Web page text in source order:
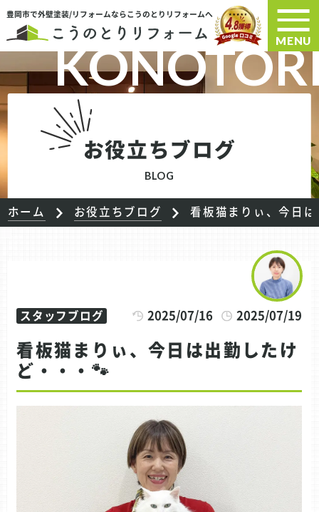
豊岡市で外壁塗装/リフォームならこうのとりリフォームへ
MENU
お役立ちブログ
BLOG
ホーム お役立ちブログ 看板猫まりぃ、今日
スタッフブログ 2025/07/16 2025/07/19
看板猫まりぃ、今日は出勤したけ
ど・・・🐾